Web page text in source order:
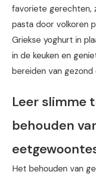
favoriete gerechten,
pasta door volkoren
Griekse yoghurt in
in de keuken en
bereiden van gezond
Leer slimme
behouden
Het behouden van